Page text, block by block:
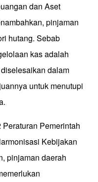
dan Aset
pinjaman
hutang. Sebab
kas adalah
dalam
untuk menutupi
Pemerintah
Kebijakan
pinjaman daerah